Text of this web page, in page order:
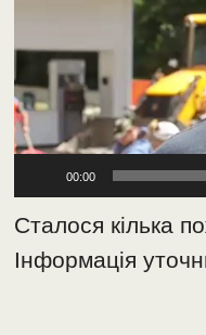
00:00
Сталося кілька
Інформація